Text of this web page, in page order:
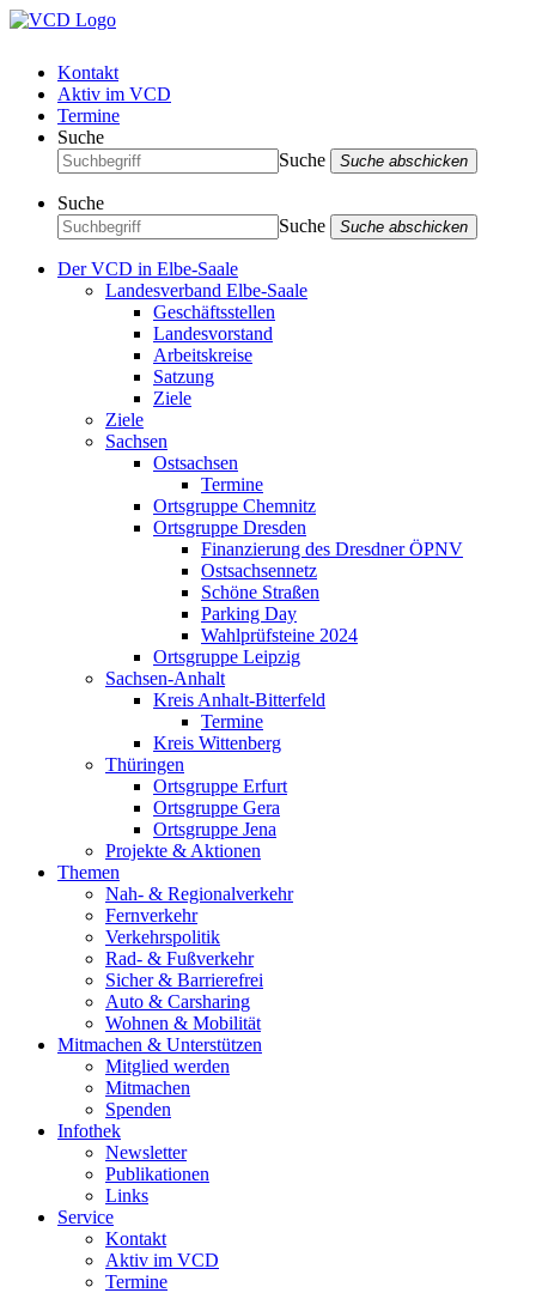
Kontakt
Aktiv im VCD
Termine
Suche
Suche
Suche abschicken
Suche
Suche
Suche abschicken
Der VCD in Elbe-Saale
Landesverband Elbe-Saale
Geschäftsstellen
Landesvorstand
Arbeitskreise
Satzung
Ziele
Ziele
Sachsen
Ostsachsen
Termine
Ortsgruppe Chemnitz
Ortsgruppe Dresden
Finanzierung des Dresdner ÖPNV
Ostsachsennetz
Schöne Straßen
Parking Day
Wahlprüfsteine 2024
Ortsgruppe Leipzig
Sachsen-Anhalt
Kreis Anhalt-Bitterfeld
Termine
Kreis Wittenberg
Thüringen
Ortsgruppe Erfurt
Ortsgruppe Gera
Ortsgruppe Jena
Projekte & Aktionen
Themen
Nah- & Regionalverkehr
Fernverkehr
Verkehrspolitik
Rad- & Fußverkehr
Sicher & Barrierefrei
Auto & Carsharing
Wohnen & Mobilität
Mitmachen & Unterstützen
Mitglied werden
Mitmachen
Spenden
Infothek
Newsletter
Publikationen
Links
Service
Kontakt
Aktiv im VCD
Termine